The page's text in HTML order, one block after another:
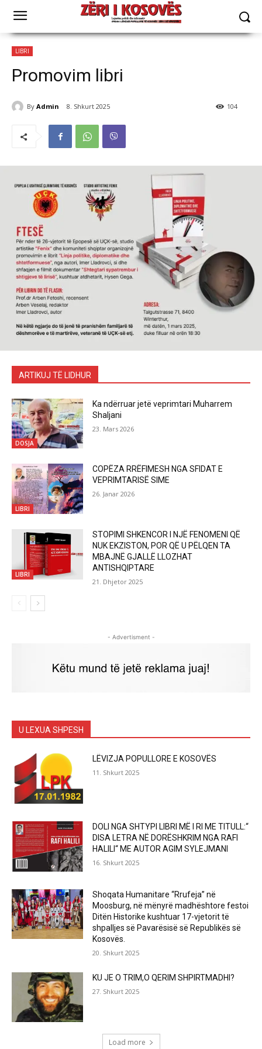
LIBRI
Promovim libri
By Admin 8. Shkurt 2025 104
ARTIKUJ TË LIDHUR
DOSJA
Ka ndërruar jetë veprimtari Muharrem
Shaljani
23. Mars 2026
LIBRI
COPËZA RRËFIMESH NGA SFIDAT E
VEPRIMTARISË SIME
26. Janar 2026
LIBRI
STOPIMI SHKENCOR I NJË FENOMENI QË
NUK EKZISTON, POR QË U PËLQEN TA
MBAJNË GJALLË LLOZHAT
ANTISHQIPTARE
21. Dhjetor 2025
- Advertisment -
U LEXUA SHPESH
LËVIZJA POPULLORE E KOSOVËS
11. Shkurt 2025
DOLI NGA SHTYPI LIBRI MË I RI ME TITULL:“
DISA LETRA NË DORËSHKRIM NGA RAFI
HALILI“ ME AUTOR AGIM SYLEJMANI
16. Shkurt 2025
Shoqata Humanitare “Rrufeja” në
Moosburg, në mënyrë madhështore festoi
Ditën Historike kushtuar 17-vjetorit të
shpalljes së Pavarësisë së Republikës së
Kosovës.
20. Shkurt 2025
KU JE O TRIM,O QERIM SHPIRTMADHI?
27. Shkurt 2025
Load more